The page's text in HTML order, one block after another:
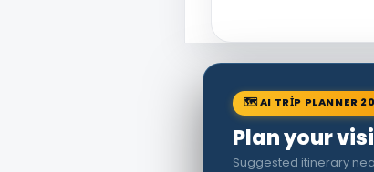
🗺 AI TRIP PLANNER
Plan your
Suggested itinerary